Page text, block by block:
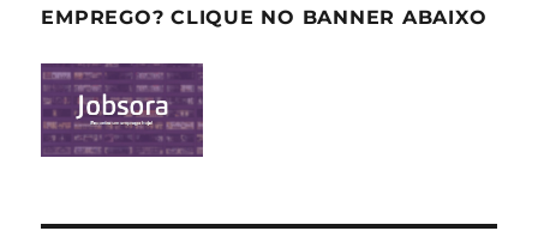
EMPREGO? CLIQUE NO BANNER ABAIXO